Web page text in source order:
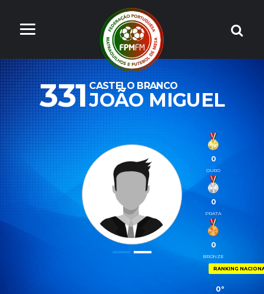
331CASTELO BRANCO
JOÃO MIGUEL
0
OURO
0
PRATA
0
BRONZE
RANKING
0º